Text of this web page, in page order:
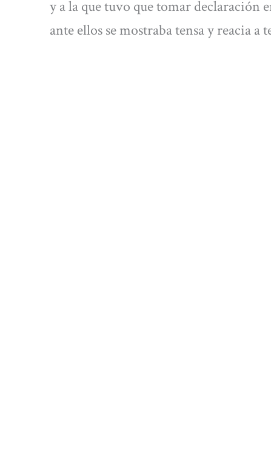
y a la que tuvo que tomar declaración
ante ellos se mostraba tensa y reacia a